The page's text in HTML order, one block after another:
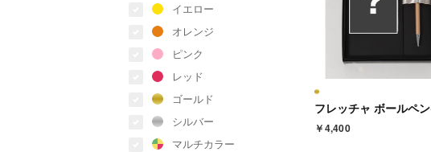
イエロー
オレンジ
ピンク
レッド
ゴールド
シルバー
マルチカラー
￥4,400